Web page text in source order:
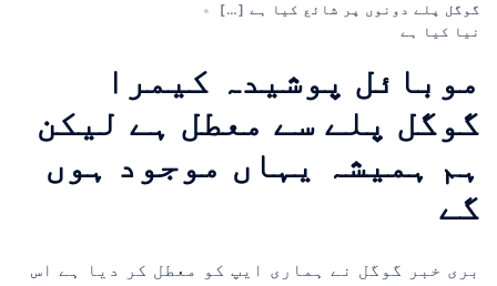
گوگل پلے دونوں پر شائع کیا ہے […]
نیا کیا ہے
موبائل پوشیدہ کیمرا
گوگل پلے سے معطل ہے لیکن
ہم ہمیشہ یہاں موجود ہوں
گے
بری خبر گوگل نے ہماری ایپ کو معطل کر دیا ہے اس